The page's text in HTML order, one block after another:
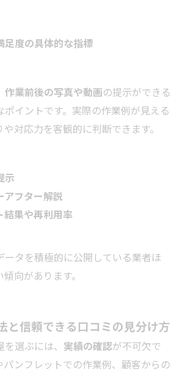
足度の具体的な指標
作業前後の写真や動画の提示ができる
ポイントです。実際の作業例が見える
対応力を客観的に判断できます。
示
アフター解説
結果や再利用率
ータを積極的に公開している業者ほ
向があります。
と信頼できる口コミの見分け方
選ぶには、 実績の確認が不可欠で
パンフレットでの作業例、顧客からの